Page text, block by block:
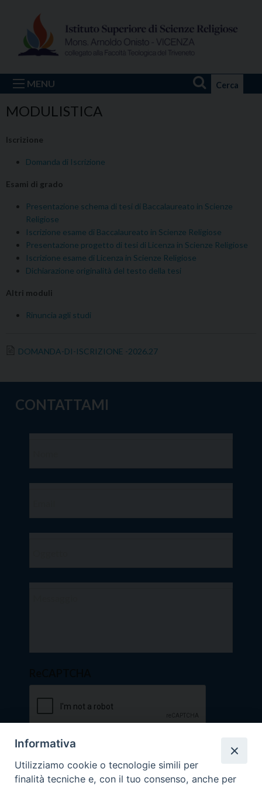
Cerca
MENU
MODULISTICA
Iscrizione
Domanda di Iscrizione
Esami di grado
Presentazione schema di tesi di Baccalaureato in Scienze
Religiose
Iscrizione esame di Baccalaureato in Scienze Religiose
Presentazione progetto di tesi di Licenza in Scienze Religiose
Iscrizione esame di Licenza in Scienze Religiose
Dichiarazione originalità del testo della tesi
Altri moduli
Rinuncia agli studi
DOMANDA-DI-ISCRIZIONE -2026.27
CONTATTAMI
Informativa
Utilizziamo cookie o tecnologie simili per
finalità tecniche e, con il tuo consenso, anche per